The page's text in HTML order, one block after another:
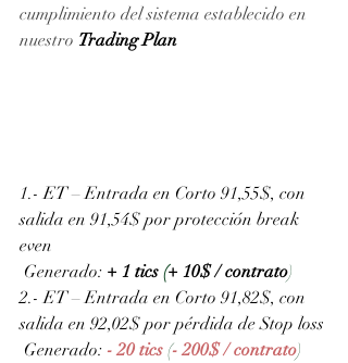
cumplimiento del sistema establecido en
nuestro Trading Plan
1.- ET – Entrada en Corto 91,55$, con
salida en 91,54$ por protección break
even
Generado: + 1 tics (+ 10$ / contrato)
2.- ET – Entrada en Corto 91,82$, con
salida en 92,02$ por pérdida de Stop loss
Generado: - 20 tics (- 200$ / contrato)